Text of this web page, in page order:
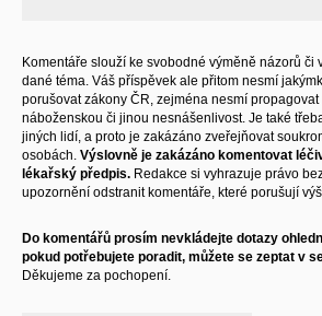
Komentáře slouží ke svobodné výměně názorů či
dané téma. Váš příspěvek ale přitom nesmí
porušovat zákony ČR, zejména nesmí propagovat
náboženskou či jinou nesnášenlivost. Je také
jiných lidí, a proto je zakázáno zveřejňovat
osobách. Výslovně je zakázáno komentovat
lékařský předpis. Redakce si vyhrazuje právo
upozornění odstranit komentáře, které porušují
Do komentářů prosím nevkládejte dotazy
pokud potřebujete poradit, můžete se zeptat v
Děkujeme za pochopení.